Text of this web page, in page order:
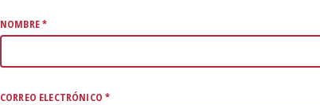
NOMBRE*
CORREO ELECTRÓNICO*